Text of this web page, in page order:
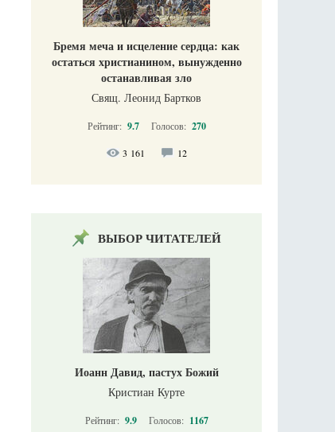
Бремя меча и исцеление сердца: как
остаться христианином, вынужденно
останавливая зло
Свящ. Леонид Бартков
Рейтинг: 9.7 Голосов: 270
3 161 12
ВЫБОР ЧИТАТЕЛЕЙ
Иоанн Давид, пастух Божий
Кристиан Курте
Рейтинг: 9.9 Голосов: 1167